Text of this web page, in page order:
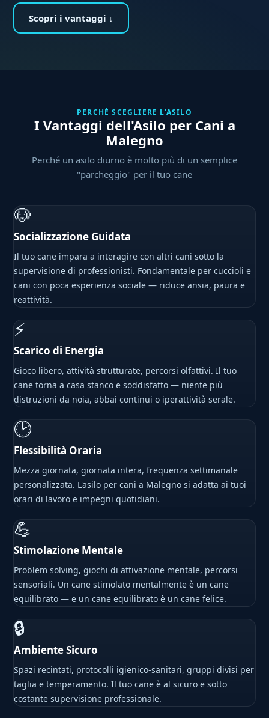
Scopri i vantaggi ↓
PERCHÉ SCEGLIERE L'ASILO
I Vantaggi dell'Asilo per Cani a
Malegno
Perché un asilo diurno è molto più di un semplice
"parcheggio" per il tuo cane
🐶
Socializzazione Guidata
Il tuo cane impara a interagire con altri cani sotto la
supervisione di professionisti. Fondamentale per cuccioli e
cani con poca esperienza sociale — riduce ansia, paura e
reattività.
⚡
Scarico di Energia
Gioco libero, attività strutturate, percorsi olfattivi. Il tuo
cane torna a casa stanco e soddisfatto — niente più
distruzioni da noia, abbai continui o iperattività serale.
🕑
Flessibilità Oraria
Mezza giornata, giornata intera, frequenza settimanale
personalizzata. L'asilo per cani a Malegno si adatta ai tuoi
orari di lavoro e impegni quotidiani.
💪
Stimolazione Mentale
Problem solving, giochi di attivazione mentale, percorsi
sensoriali. Un cane stimolato mentalmente è un cane
equilibrato — e un cane equilibrato è un cane felice.
🔒
Ambiente Sicuro
Spazi recintati, protocolli igienico-sanitari, gruppi divisi per
taglia e temperamento. Il tuo cane è al sicuro e sotto
costante supervisione professionale.